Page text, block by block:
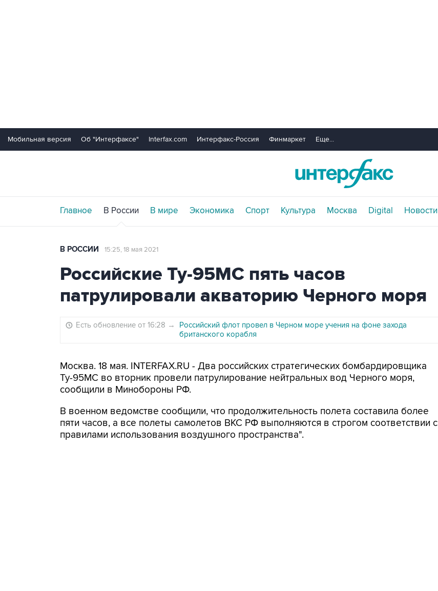
Мобильная версия Об "Интерфаксе" Interfax.com Интерфакс-Россия Финмаркет Еще...
Главное В России В мире Экономика Спорт Культура Москва Digital Новости
В РОССИИ 15:25, 18 мая 2021
Российские Ту-95МС пять часов
патрулировали акваторию Черного моря
Есть обновление от 16:28 →
Российский флот провел в Черном море учения на фоне захода
британского корабля
Москва. 18 мая. INTERFAX.RU - Два российских стратегических бомбардировщика
Ту-95МС во вторник провели патрулирование нейтральных вод Черного моря,
сообщили в Минобороны РФ.
В военном ведомстве сообщили, что продолжительность полета составила более
пяти часов, а все полеты самолетов ВКС РФ выполняются в строгом соответствии с
правилами использования воздушного пространства".